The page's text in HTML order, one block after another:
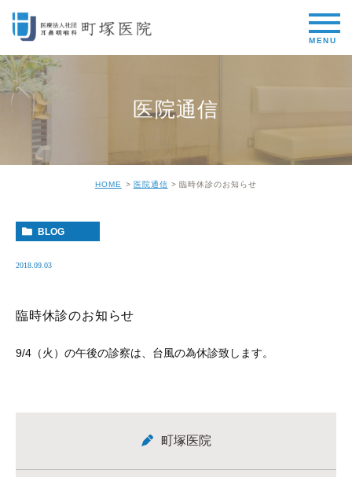
医院通信
HOME 医院通信 臨時休診のお知らせ
BLOG
2018.09.03
臨時休診のお知らせ
9/4（火）の午後の診察は、台風の為休診致します。
町塚医院